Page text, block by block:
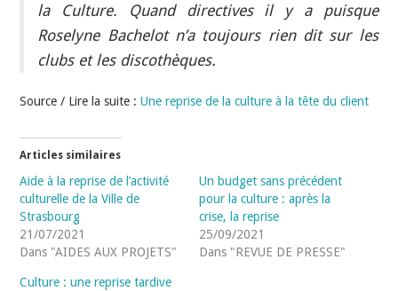
la Culture. Quand directives il y a puisque
Roselyne Bachelot n’a toujours rien dit sur les
clubs et les discothèques.
Source / Lire la suite :Une reprise de la culture à la tête du client
Articles similaires
Aide à la reprise de l’activité
culturelle de la Ville de
Strasbourg
21/07/2021
Dans "AIDES AUX PROJETS"
Un budget sans précédent
pour la culture : après la
crise, la reprise
25/09/2021
Dans "REVUE DE PRESSE"
Culture : une reprise tardive